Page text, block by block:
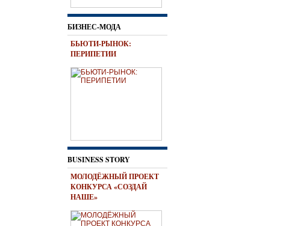
БИЗНЕС-МОДА
БЬЮТИ-РЫНОК:
ПЕРИПЕТИИ
BUSINESS STORY
МОЛОДЁЖНЫЙ ПРОЕКТ
КОНКУРСА «СОЗДАЙ
НАШЕ»